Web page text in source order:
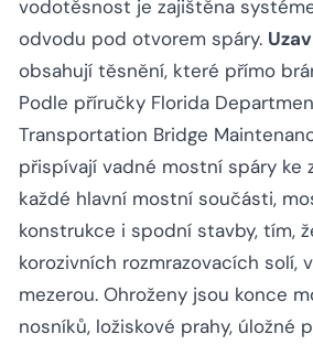
vodotěsnost je zajištěna
odvodu pod otvorem spáry.
obsahují těsnění, které přímo
Podle příručky Florida
Transportation Bridge
přispívají vadné mostní spáry ke
každé hlavní mostní součásti,
konstrukce i spodní stavby, tím,
korozivních rozmrazovacích solí,
mezerou. Ohroženy jsou konce
nosníků, ložiskové prahy, úložné